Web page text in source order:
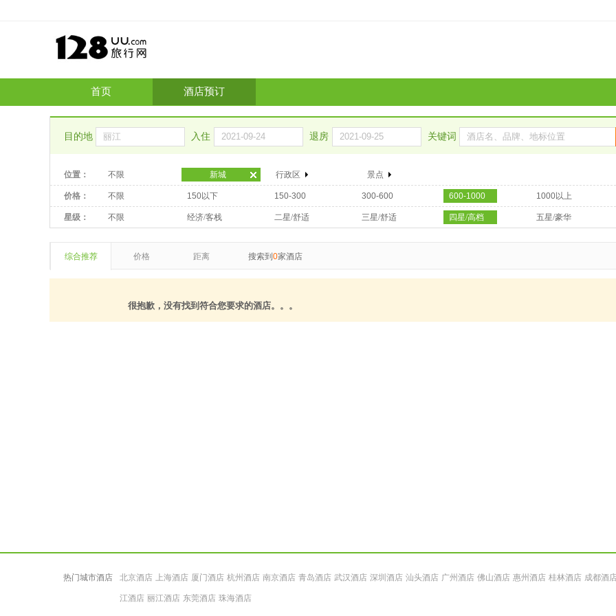
首页 酒店预订
目的地 入住 退房 关键词
位置： 不限 新城 行政区 景点
价格： 不限 150以下 150-300 300-600 600-1000 1000以上
星级： 不限 经济/客栈 二星/舒适 三星/舒适 四星/高档 五星/豪华
综合推荐 价格 距离 搜索到 0家酒店
很抱歉，没有找到符合您要求的酒店。。。
热门城市酒店 北京酒店 上海酒店 厦门酒店 杭州酒店 南京酒店 青岛酒店 武汉酒店 深圳酒店 汕头酒店 广州酒店 佛山酒店 惠州酒店 桂林酒店 成都酒
江酒店 丽江酒店 东莞酒店 珠海酒店